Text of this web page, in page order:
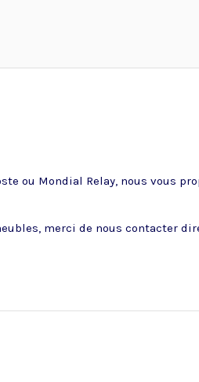
ou Mondial Relay, nous vous
merci de nous contacter